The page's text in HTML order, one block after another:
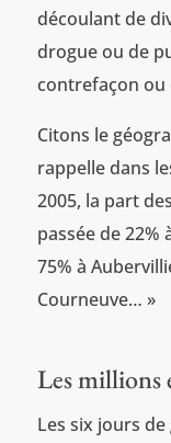
découlant de
drogue ou de
contrefaçon
Citons le
rappelle dans
2005, la part
passée de 22%
75% à
Courneuve… »
Les millions
Les six jours